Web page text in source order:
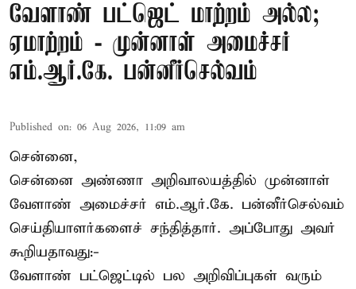
வேளாண் பட்ஜெட் மாற்றம் அல்ல;
ஏமாற்றம் - முன்னாள் அமைச்சர்
எம்.ஆர்.கே. பன்னீர்செல்வம்
Published on: 06 Aug 2026, 11:09 am
சென்னை,
சென்னை அண்ணா அறிவாலயத்தில் முன்னாள்
வேளாண் அமைச்சர் எம்.ஆர்.கே. பன்னீர்செல்வம்
செய்தியாளர்களைச் சந்தித்தார். அப்போது அவர்
கூறியதாவது:-
வேளாண் பட்ஜெட்டில் பல அறிவிப்புகள் வரும்